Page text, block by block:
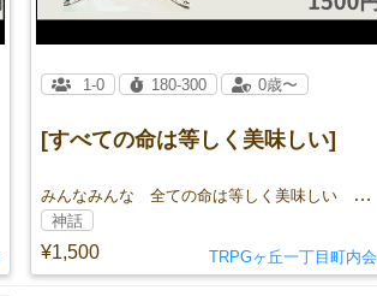
[すべての命は等しく美味しい]
みんなみんな 全ての命は等しく美味しい ご馳走だ。
¥1,500
1-0 180-300 0歳〜
神話
TRPGヶ丘一丁目町内会